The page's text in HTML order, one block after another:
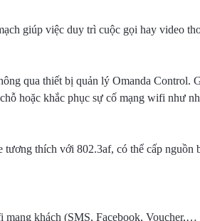
giúp việc duy trì cuộc gọi hay video
qua thiết bị quản lý Omanda
hoặc khắc phục sự cố mạng wifi như
tương thích với 802.3af, có thể cấp
mạng khách (SMS, Facebook,